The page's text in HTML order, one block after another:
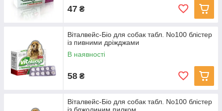
47 ₴
Віталвейс-Біо для собак табл. No100 блістер
із пивними дріжджами
В наявності
58 ₴
Віталвейс-Біо для собак табл. No100 блістер